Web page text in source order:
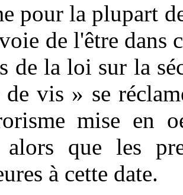
pour la plupart
de l'être dans
de la loi sur la
vis » se
mise en
alors que les
à cette date.